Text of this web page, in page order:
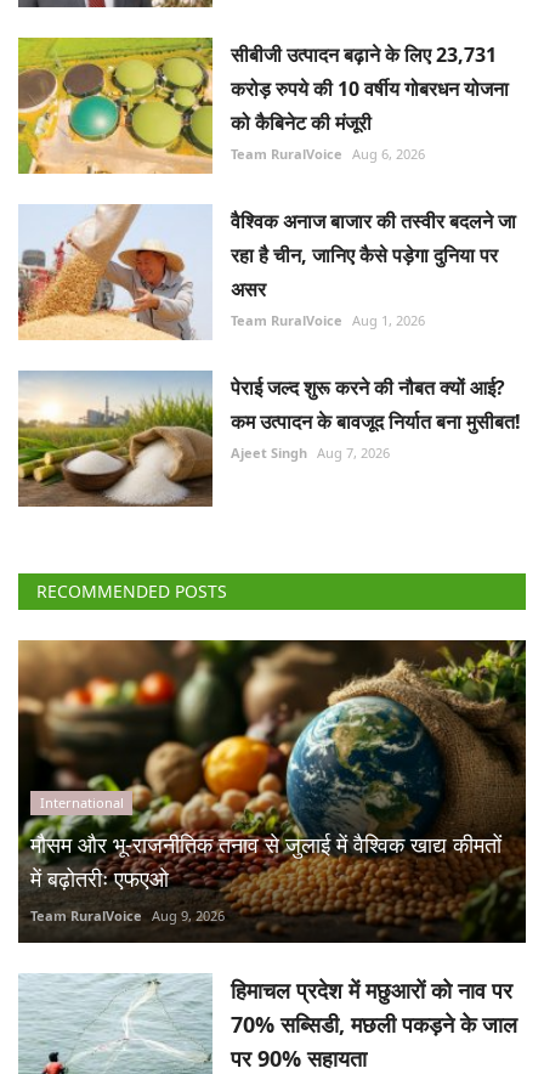
सीबीजी उत्पादन बढ़ाने के लिए 23,731
करोड़ रुपये की 10 वर्षीय गोबरधन योजना
को कैबिनेट की मंजूरी
Team RuralVoice Aug 6, 2026
वैश्विक अनाज बाजार की तस्वीर बदलने जा
रहा है चीन, जानिए कैसे पड़ेगा दुनिया पर
असर
Team RuralVoice Aug 1, 2026
पेराई जल्द शुरू करने की नौबत क्यों आई?
कम उत्पादन के बावजूद निर्यात बना मुसीबत!
Ajeet Singh Aug 7, 2026
RECOMMENDED POSTS
International
मौसम और भू-राजनीतिक तनाव से जुलाई में वैश्विक खाद्य कीमतों
में बढ़ोतरीः एफएओ
Team RuralVoice Aug 9, 2026
हिमाचल प्रदेश में मछुआरों को नाव पर
70% सब्सिडी, मछली पकड़ने के जाल
पर 90% सहायता